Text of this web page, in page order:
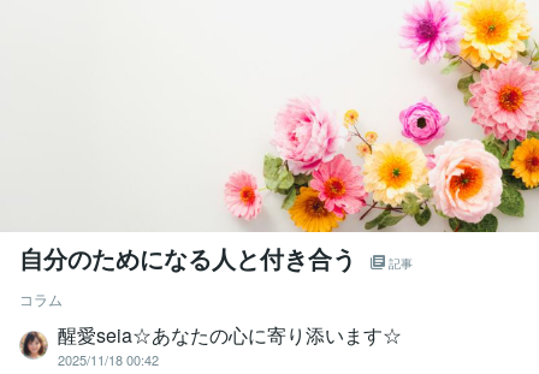
自分のためになる人と付き合う 記事
コラム
醒愛seia☆あなたの心に寄り添います☆
2025/11/18 00:42